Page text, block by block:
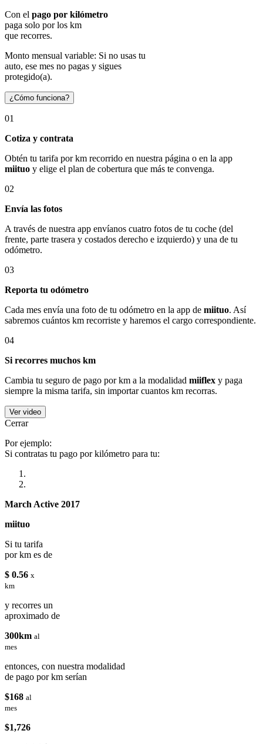
Con el pago por kilómetro
paga solo por los km
que recorres.
Monto mensual variable: Si no usas tu
auto, ese mes no pagas y sigues
protegido(a).
¿Cómo funciona?
01
Cotiza y contrata
Obtén tu tarifa por km recorrido en nuestra página o en la app
miituo y elige el plan de cobertura que más te convenga.
02
Envía las fotos
A través de nuestra app envíanos cuatro fotos de tu coche (del
frente, parte trasera y costados derecho e izquierdo) y una de tu
odómetro.
03
Reporta tu odómetro
Cada mes envía una foto de tu odómetro en la app de miituo. Así
sabremos cuántos km recorriste y haremos el cargo correspondiente.
04
Si recorres muchos km
Cambia tu seguro de pago por km a la modalidad miiflex y paga
siempre la misma tarifa, sin importar cuantos km recorras.
Ver video
Cerrar
Por ejemplo:
Si contratas tu pago por kilómetro para tu:
March Active 2017
miituo
Si tu tarifa
por km es de
$ 0.56 x
km
y recorres un
aproximado de
300km al
mes
entonces, con nuestra modalidad
de pago por km serían
$168 al
mes
$1,726